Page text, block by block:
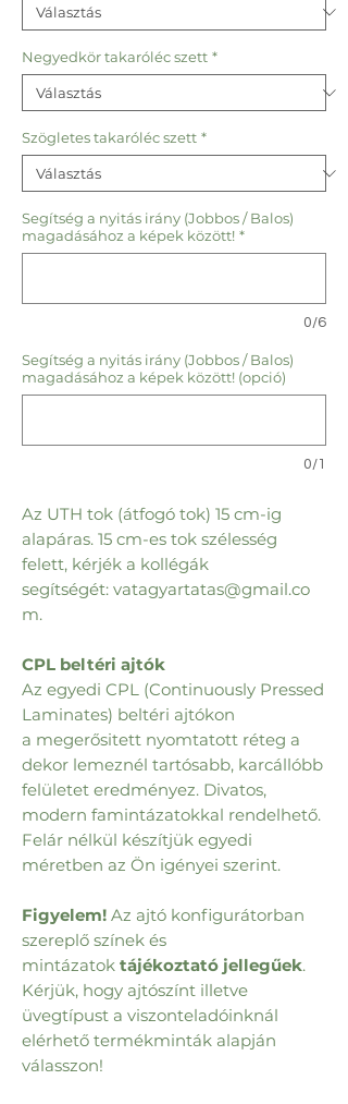
Negyedkör takaróléc szett *
Szögletes takaróléc szett *
Segítség a nyitás irány (Jobbos / Balos)
magadásához a képek között! *
0/6
Segítség a nyitás irány (Jobbos / Balos)
magadásához a képek között! (opció)
0/1
Az UTH tok (átfogó tok) 15 cm-ig
alapáras. 15 cm-es tok szélesség
felett, kérjék a kollégák
segítségét: vatagyartatas@gmail.co
m.
CPL beltéri ajtók
Az egyedi CPL (Continuously Pressed
Laminates) beltéri ajtókon
a megerősitett nyomtatott réteg a
dekor lemeznél tartósabb, karcállóbb
felületet eredményez. Divatos,
modern famintázatokkal rendelhető.
Felár nélkül készítjük egyedi
méretben az Ön igényei szerint.
Figyelem! Az ajtó konfigurátorban
szereplő színek és
mintázatok tájékoztató jellegűek.
Kérjük, hogy ajtószínt illetve
üvegtípust a viszonteladóinknál
elérhető termékminták alapján
válasszon!